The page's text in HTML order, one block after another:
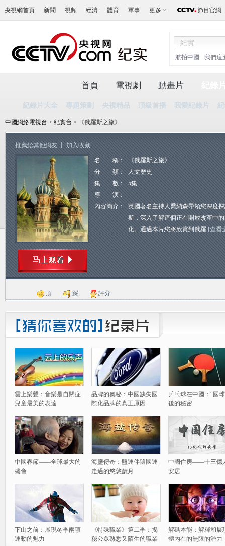
央視網首頁 新聞 視頻 經濟 體育 軍事 更多 節目官網
航拍中國 我們這
首頁 電視劇 動畫片
紀錄片大全 專題策劃 央視精品 頂級首播 我愛紀錄片
中國網絡電視台 > 紀實台 > 《俄羅斯之旅》
推薦給其他網友 加入收藏
名 稱：
《俄羅斯之旅》
分 類：
人文歷史
集 數：
5集
導 演：
內容簡介：
英國著名主持人喬納森帶領您深度
斯，深入了解這個正在開放改革中
化。通過本片您將欣賞到俄羅 [查看
頂 踩 評分
雲上樂聲：音樂是自閉症
兒童最美的表達
品牌的奧秘：中國缺失國
際化品牌的真正原因
乒乓球在中國：“國
後的秘密
中國春節——全球最大的
盛會
海鹽傳奇：鹽運伴隨國運
走過的悠悠歲月
中國住房——十三億
安居
下山之前：展現冬季兩項
運動的魅力
《特殊職業》第二季：揭
秘公眾熟悉又陌生的職業
解碼本能：解釋和展
體內在的無限的潛力